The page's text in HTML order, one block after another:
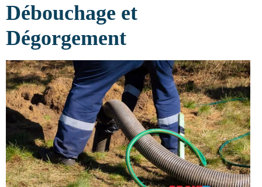
Débouchage et
Dégorgement